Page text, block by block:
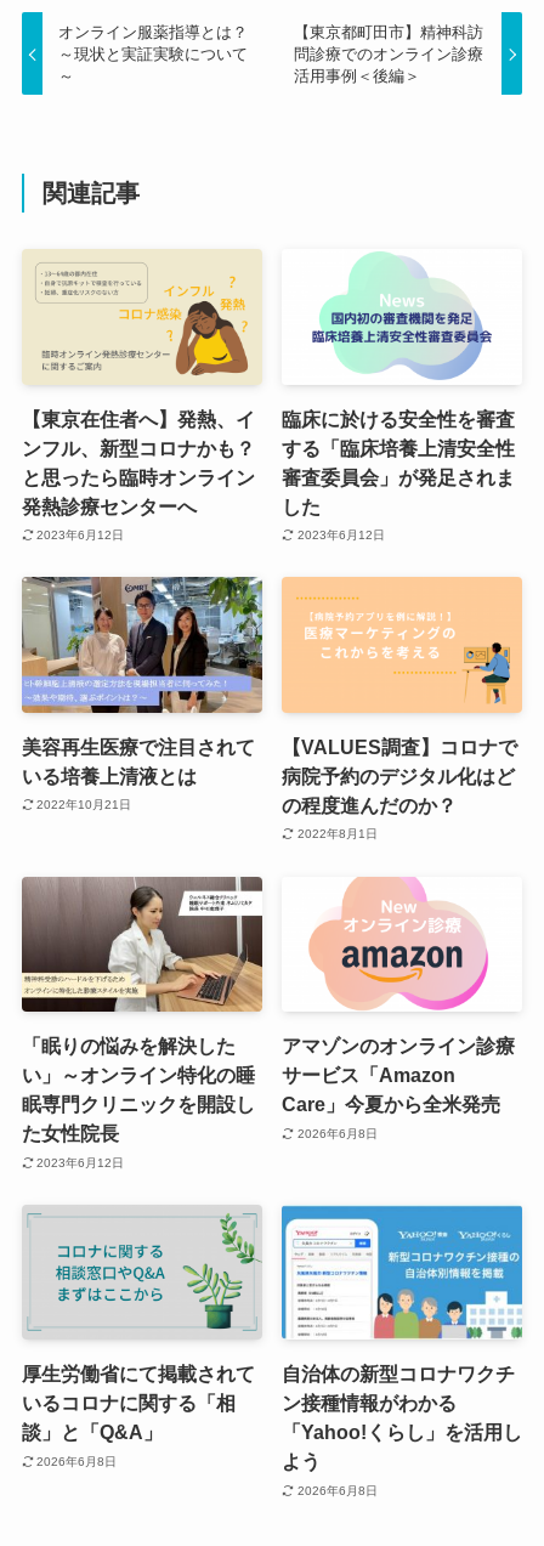
オンライン服薬指導とは？
～現状と実証実験について
～
【東京都町田市】精神科訪
問診療でのオンライン診療
活用事例＜後編＞
関連記事
【東京在住者へ】発熱、イ
ンフル、新型コロナかも？
と思ったら臨時オンライン
発熱診療センターへ
2023年6月12日
臨床に於ける安全性を審査
する「臨床培養上清安全性
審査委員会」が発足されま
した
2023年6月12日
美容再生医療で注目されて
いる培養上清液とは
2022年10月21日
【VALUES調査】コロナで
病院予約のデジタル化はど
の程度進んだのか？
2022年8月1日
「眠りの悩みを解決した
い」～オンライン特化の睡
眠専門クリニックを開設し
た女性院長
2023年6月12日
アマゾンのオンライン診療
サービス「Amazon
Care」今夏から全米発売
2026年6月8日
厚生労働省にて掲載されて
いるコロナに関する「相
談」と「Q&A」
2026年6月8日
自治体の新型コロナワクチ
ン接種情報がわかる
「Yahoo!くらし」を活用し
よう
2026年6月8日